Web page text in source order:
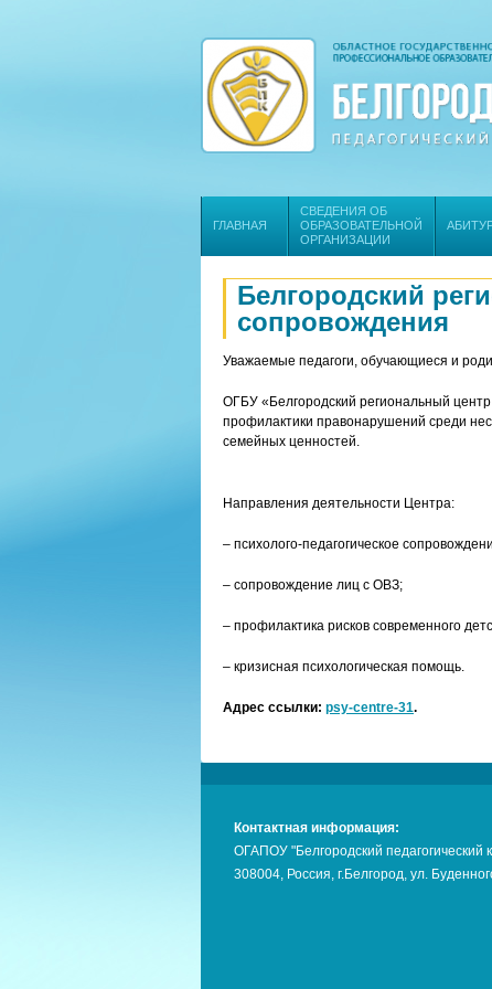
ГЛАВНАЯ
СВЕДЕНИЯ ОБ
ОБРАЗОВАТЕЛЬНОЙ
ОРГАНИЗАЦИИ
Белгородский
сопровождения
Уважаемые педагоги, обучающиеся и
ОГБУ «Белгородский региональный
профилактики правонарушений среди
семейных ценностей.
Направления деятельности Центра:
– психолого-педагогическое
– сопровождение лиц с ОВЗ;
– профилактика рисков современного
– кризисная психологическая помощь.
Адрес ссылки: psy-centre-31.
Контактная информация:
ОГАПОУ "Белгородский педагогический
308004, Россия, г.Белгород, ул.